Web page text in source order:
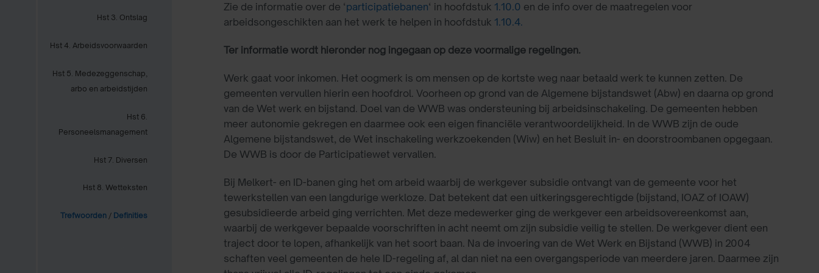
Hst 3. Ontslag
Hst 4. Arbeidsvoorwaarden
Hst 5. Medezeggenschap,
arbo en arbeidstijden
Hst 6.
Personeelsmanagement
Hst 7. Diversen
Hst 8. Wetteksten
Trefwoorden / Definities
Zie de informatie over de ‘participatiebanen‘ in hoofdstuk 1.10.0 en de info over de maatregelen voor
arbeidsongeschikten aan het werk te helpen in hoofdstuk 1.10.4.
Ter informatie wordt hieronder nog ingegaan op deze voormalige regelingen.
Werk gaat voor inkomen. Het oogmerk is om mensen op de kortste weg naar betaald werk te kunnen zetten. De
gemeenten vervullen hierin een hoofdrol. Voorheen op grond van de Algemene bijstandswet (Abw) en daarna op grond
van de Wet werk en bijstand. Doel van de WWB was ondersteuning bij arbeidsinschakeling. De gemeenten hebben
meer autonomie gekregen en daarmee ook een eigen financiële verantwoordelijkheid. In de WWB zijn de oude
Algemene bijstandswet, de Wet inschakeling werkzoekenden (Wiw) en het Besluit in- en doorstroombanen opgegaan.
De WWB is door de Participatiewet vervallen.
Bij Melkert- en ID-banen ging het om arbeid waarbij de werkgever subsidie ontvangt van de gemeente voor het
tewerkstellen van een langdurige werkloze. Dat betekent dat een uitkeringsgerechtigde (bijstand, IOAZ of IOAW)
gesubsidieerde arbeid ging verrichten. Met deze medewerker ging de werkgever een arbeidsovereenkomst aan,
waarbij de werkgever bepaalde voorschriften in acht neemt om zijn subsidie veilig te stellen. De werkgever dient een
traject door te lopen, afhankelijk van het soort baan. Na de invoering van de Wet Werk en Bijstand (WWB) in 2004
schaften veel gemeenten de hele ID-regeling af, al dan niet na een overgangsperiode van meerdere jaren. Daarmee zijn